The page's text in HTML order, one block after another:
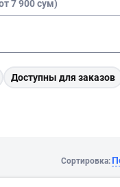
7 900 сум)
Доступны для заказов
Сортировка: